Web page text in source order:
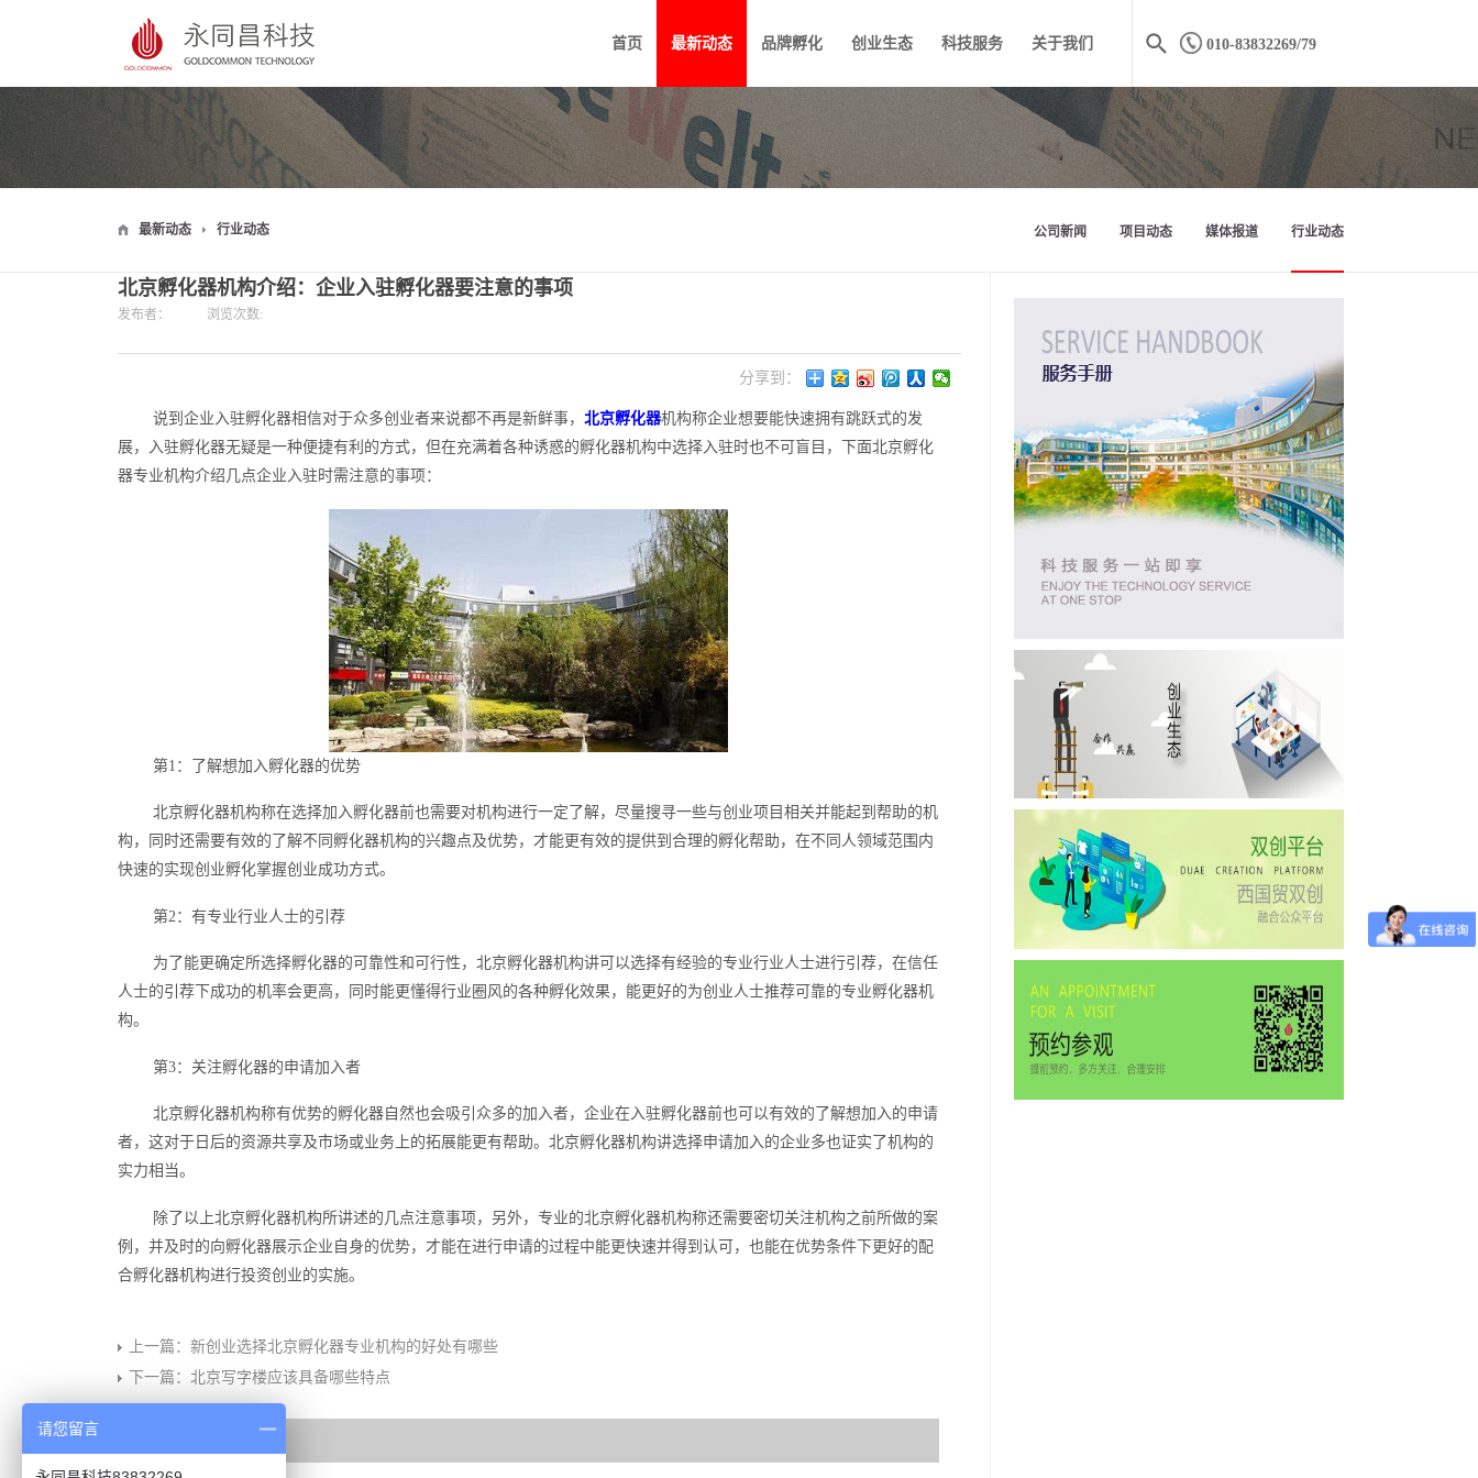
010-83832269/79
首页 最新动态 品牌孵化 创业生态 科技服务 关于我们
最新动态 行业动态 公司新闻 项目动态 媒体报道 行业动态
北京孵化器机构介绍：企业入驻孵化器要注意的事项
发布者： 浏览次数:
分享到：
说到企业入驻孵化器相信对于众多创业者来说都不再是新鲜事， 北京孵化器机构称企业想要能快速拥有跳跃式的发
展，入驻孵化器无疑是一种便捷有利的方式，但在充满着各种诱惑的孵化器机构中选择入驻时也不可盲目，下面北京孵化
器专业机构介绍几点企业入驻时需注意的事项：
第1：了解想加入孵化器的优势
北京孵化器机构称在选择加入孵化器前也需要对机构进行一定了解，尽量搜寻一些与创业项目相关并能起到帮助的机
构，同时还需要有效的了解不同孵化器机构的兴趣点及优势，才能更有效的提供到合理的孵化帮助，在不同人领域范围内
快速的实现创业孵化掌握创业成功方式。
第2：有专业行业人士的引荐
为了能更确定所选择孵化器的可靠性和可行性，北京孵化器机构讲可以选择有经验的专业行业人士进行引荐，在信任
人士的引荐下成功的机率会更高，同时能更懂得行业圈风的各种孵化效果，能更好的为创业人士推荐可靠的专业孵化器机
构。
第3：关注孵化器的申请加入者
北京孵化器机构称有优势的孵化器自然也会吸引众多的加入者，企业在入驻孵化器前也可以有效的了解想加入的申请
者，这对于日后的资源共享及市场或业务上的拓展能更有帮助。北京孵化器机构讲选择申请加入的企业多也证实了机构的
实力相当。
除了以上北京孵化器机构所讲述的几点注意事项，另外，专业的北京孵化器机构称还需要密切关注机构之前所做的案
例，并及时的向孵化器展示企业自身的优势，才能在进行申请的过程中能更快速并得到认可，也能在优势条件下更好的配
合孵化器机构进行投资创业的实施。
上一篇： 新创业选择北京孵化器专业机构的好处有哪些
下一篇： 北京写字楼应该具备哪些特点
请您留言